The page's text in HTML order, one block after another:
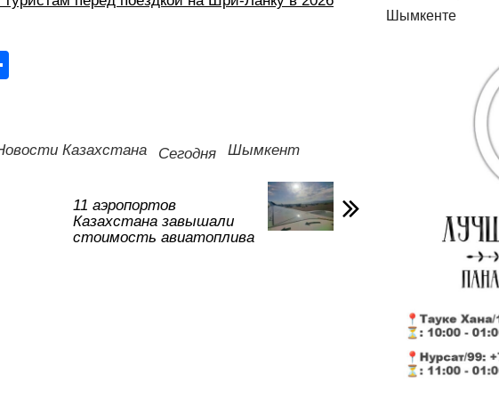
а
Казахстана Сегодня Шымкент
11 аэропортов
Казахстана завышали
стоимость авиатоплива
Шымкенте